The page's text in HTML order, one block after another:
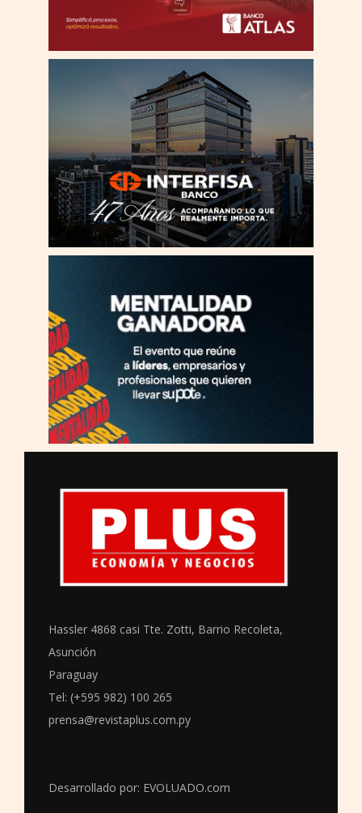
Hassler 4868 casi Tte. Zotti, Barrio Recoleta,
Asunción
Paraguay
Tel: (+595 982) 100 265
prensa@revistaplus.com.py
Desarrollado por: EVOLUADO.com